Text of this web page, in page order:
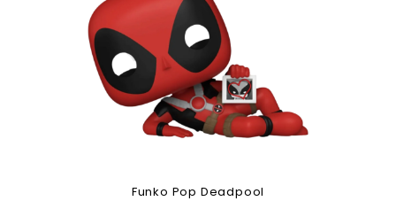
Funko Pop Deadpool